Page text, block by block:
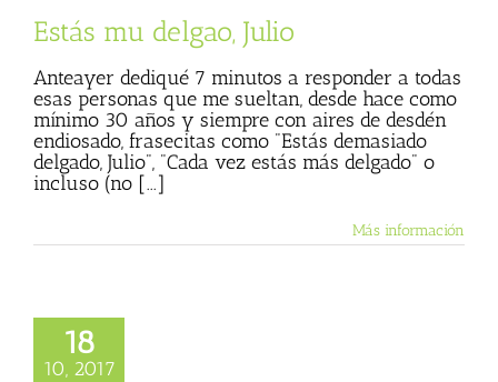
Estás mu delgao, Julio
Anteayer dediqué 7 minutos a responder a todas
esas personas que me sueltan, desde hace como
mínimo 30 años y siempre con aires de desdén
endiosado, frasecitas como "Estás demasiado
delgado, Julio", "Cada vez estás más delgado" o
incluso (no [...]
Más información
18
10, 2017